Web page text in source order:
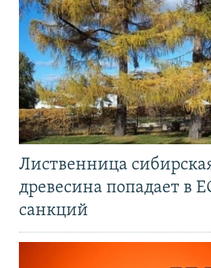
Лиственница
древесина попадает в
санкций